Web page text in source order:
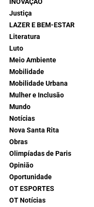
Justiça
LAZER E BEM-ESTAR
Literatura
Luto
Meio Ambiente
Mobilidade
Mobilidade Urbana
Mulher e Inclusão
Mundo
Notícias
Nova Santa Rita
Obras
Olimpíadas de Paris
Opinião
Oportunidade
OT ESPORTES
OT Notícias